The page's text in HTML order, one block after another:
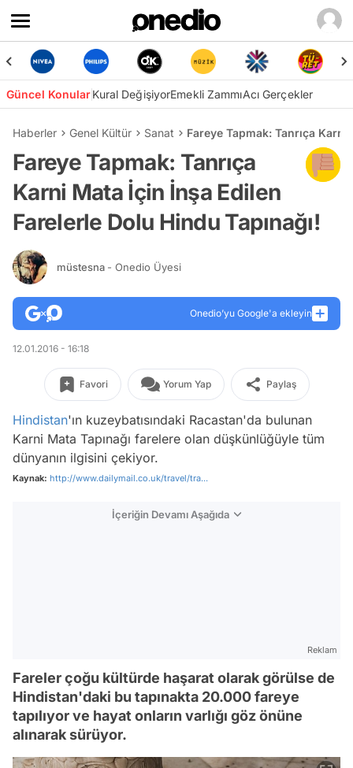
Güncel KonularKural DeğişiyorEmekli ZammıAcı Gerçekler
Haberler Genel Kültür Sanat Fareye Tapmak: Tanrıça
Fareye Tapmak: Tanrıça
Karni Mata İçin İnşa Edilen
Farelerle Dolu Hindu Tapınağı!
müstesna - Onedio Üyesi
Onedio’yu Google'a ekleyin
12.01.2016 - 16:18
Favori Yorum Yap Paylaş
Hindistan'ın kuzeybatısındaki Racastan'da bulunan
Karni Mata Tapınağı farelere olan düşkünlüğüyle tüm
dünyanın ilgisini çekiyor.
Kaynak: http://www.dailymail.co.uk/travel/tra...
İçeriğin Devamı Aşağıda
Reklam
Fareler çoğu kültürde haşarat olarak görülse de
Hindistan'daki bu tapınakta 20.000 fareye
tapılıyor ve hayat onların varlığı göz önüne
alınarak sürüyor.